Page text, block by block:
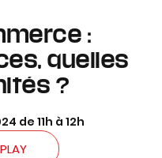
:
quelles
?
de 11h à 12h